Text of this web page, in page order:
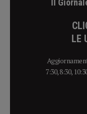
Il
LE
7:30, 8:30,